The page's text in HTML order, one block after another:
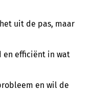
uit de pas, maar
en efficiënt in wat
en wil de